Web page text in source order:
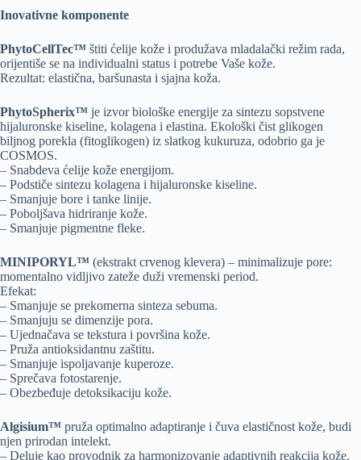
Inovativne komponente
PhytoCellTec™ štiti ćelije kože i produžava mladalački režim rada,
orijentiše se na individualni status i potrebe Vaše kože.
Rezultat: elastična, baršunasta i sjajna koža.
PhytoSpherix™ je izvor biološke energije za sintezu sopstvene
hijaluronske kiseline, kolagena i elastina. Ekološki čist glikogen
biljnog porekla (fitoglikogen) iz slatkog kukuruza, odobrio ga je
COSMOS.
– Snabdeva ćelije kože energijom.
– Podstiče sintezu kolagena i hijaluronske kiseline.
– Smanjuje bore i tanke linije.
– Poboljšava hidriranje kože.
– Smanjuje pigmentne fleke.
MINIPORYL™ (ekstrakt crvenog klevera) – minimalizuje pore:
momentalno vidljivo zateže duži vremenski period.
Efekat:
– Smanjuje se prekomerna sinteza sebuma.
– Smanjuju se dimenzije pora.
– Ujednačava se tekstura i površina kože.
– Pruža antioksidantnu zaštitu.
– Smanjuje ispoljavanje kuperoze.
– Sprečava fotostarenje.
– Obezbeđuje detoksikaciju kože.
Algisium™ pruža optimalno adaptiranje i čuva elastičnost kože, budi
njen prirodan intelekt.
– Deluje kao provodnik za harmonizovanje adaptivnih reakcija kože,